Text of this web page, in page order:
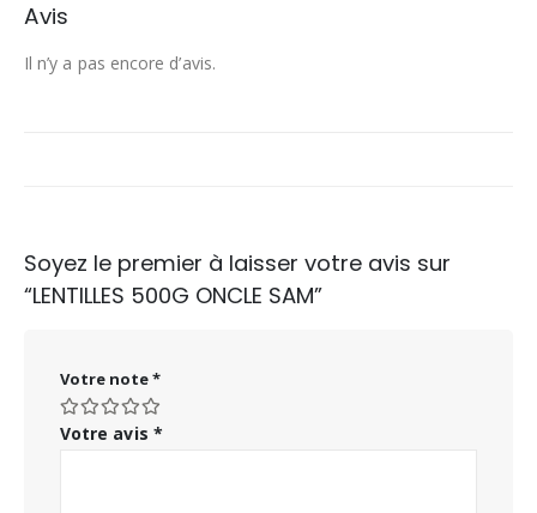
Avis
Il n’y a pas encore d’avis.
Soyez le premier à laisser votre avis sur
“LENTILLES 500G ONCLE SAM”
Votre note*
Votre avis *